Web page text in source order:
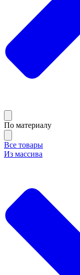
По материалу
Все товары
Из массива